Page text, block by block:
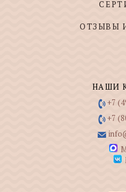
ОТЗЫВЫ
НАШИ
+7
+7